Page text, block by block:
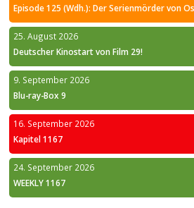
Episode 125 (Wdh.): Der Serienmörder von
25. August 2026
Deutscher Kinostart von Film 29!
9. September 2026
Blu-ray-Box 9
16. September 2026
Kapitel 1167
24. September 2026
WEEKLY 1167